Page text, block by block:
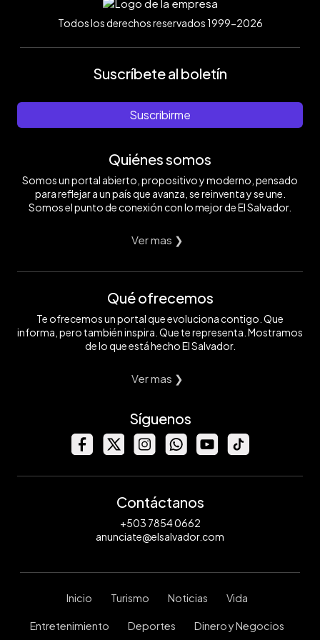
Todos los derechos reservados 1999-2026
Suscríbete al boletín
Suscribirme
Quiénes somos
Somos un portal abierto, propositivo y moderno, pensado
para reflejar a un país que avanza, se reinventa y se une.
Somos el punto de conexión con lo mejor de El Salvador.
Ver mas ❯
Qué ofrecemos
Te ofrecemos un portal que evoluciona contigo. Que
informa, pero también inspira. Que te representa. Mostramos
de lo que está hecho El Salvador.
Ver mas ❯
Síguenos
Contáctanos
+503 7854 0662
anunciate@elsalvador.com
Inicio Turismo Noticias Vida
Entretenimiento Deportes Dinero y Negocios